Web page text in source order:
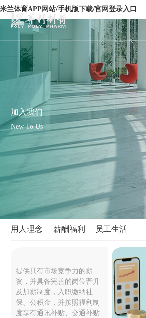
米兰体育APP网站/手机版下载/官网登录入口
加入我们
New To Us
用人理念 薪酬福利 员工生活
提供具有市场竞争力的薪
资，并具备完善的岗位晋升
及加薪制度，入职缴纳社
保、公积金，并按照福利制
度享有通讯补贴、交通补贴